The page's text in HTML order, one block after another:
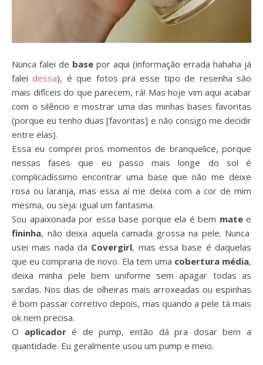
Nunca falei de base por aqui (informação errada hahaha já
faleidessa), é que fotos pra esse tipo de resenha são
mais difíceis do que parecem, rá! Mas hoje vim aqui acabar
com o silêncio e mostrar uma das minhas bases favoritas
(porque eu tenho duas [favoritas] e não consigo me decidir
entre elas).
Essa eu comprei pros momentos de branquelice, porque
nessas fases que eu passo mais longe do sol é
complicadíssimo encontrar uma base que não me deixe
rosa ou laranja, mas essa aí me deixa com a cor de mim
mesma, ou seja: igual um fantasma.
Sou apaixonada por essa base porque ela é bem matee
fininha, não deixa aquela camada grossa na pele. Nunca
usei mais nada da Covergirl, mas essa base é daquelas
que eu compraria de novo. Ela tem uma cobertura média,
deixa minha pele bem uniforme sem apagar todas as
sardas. Nos dias de olheiras mais arroxeadas ou espinhas
é bom passar corretivo depois, mas quando a pele tá mais
ok nem precisa.
O aplicadoré de pump, então dá pra dosar bem a
quantidade. Eu geralmente usou um pump e meio.